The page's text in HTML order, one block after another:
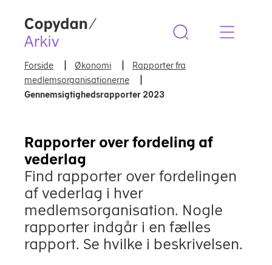
Copydan Logo
Forside Økonomi
Rapporter fra
medlemsorganisationerne
Gennemsigtighedsrapporter 2023
Rapporter over fordeling af
vederlag
Find rapporter over fordelingen
af vederlag i hver
medlemsorganisation. Nogle
rapporter indgår i en fælles
rapport. Se hvilke i beskrivelsen.